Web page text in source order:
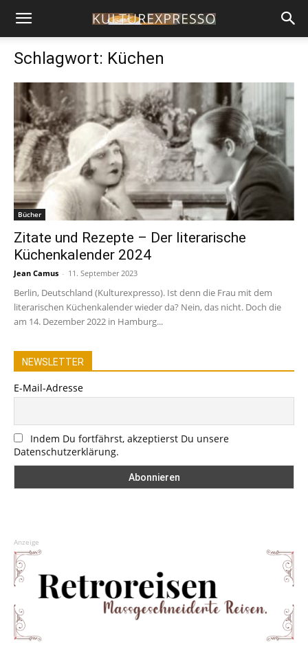
Schlagwort: Küchen
Bücher
Zitate und Rezepte – Der literarische
Küchenkalender 2024
Jean Camus - 11. September 2023
Berlin, Deutschland (Kulturexpresso). Ist denn die Frau mit dem
literarischen Küchenkalender wieder da? Nein, das nicht. Doch die
am 14. Dezember 2022 in Hamburg...
NEWSLETTER
E-Mail-Adresse
Indem Du fortfährst, akzeptierst Du unsere
Datenschutzerklärung.
Anzeige